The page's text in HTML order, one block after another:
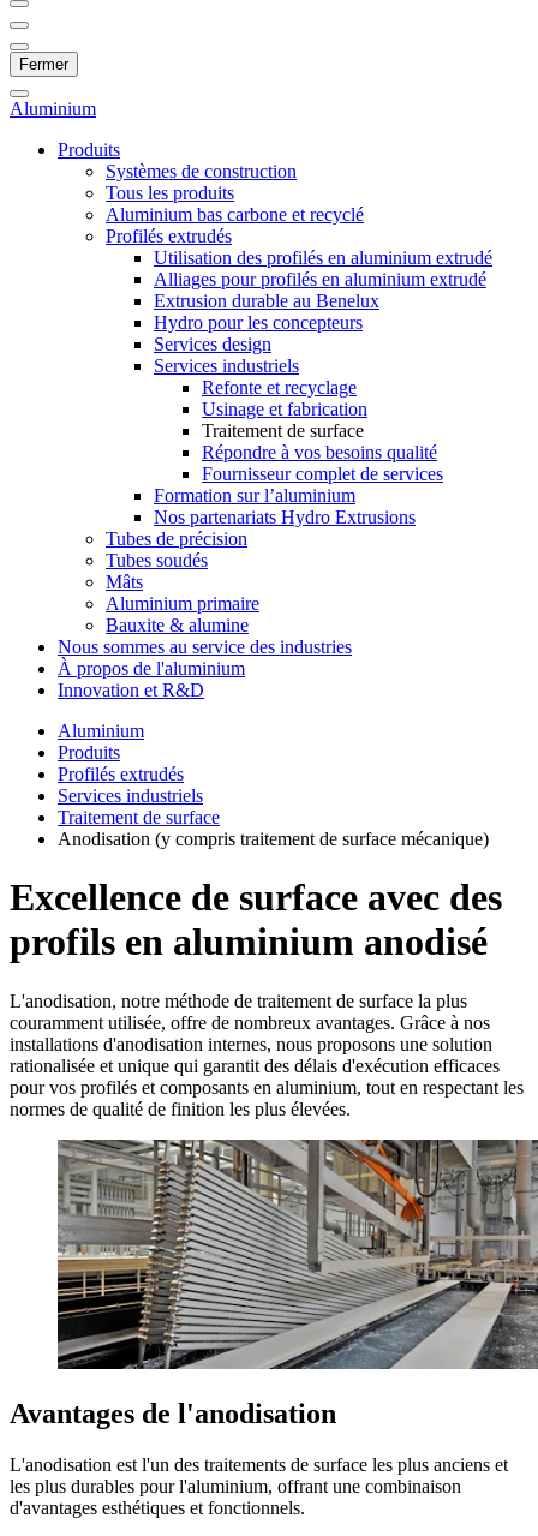
Fermer
Aluminium
Produits
Systèmes de construction
Tous les produits
Aluminium bas carbone et recyclé
Profilés extrudés
Utilisation des profilés en aluminium extrudé
Alliages pour profilés en aluminium extrudé
Extrusion durable au Benelux
Hydro pour les concepteurs
Services design
Services industriels
Refonte et recyclage
Usinage et fabrication
Traitement de surface
Répondre à vos besoins qualité
Fournisseur complet de services
Formation sur l’aluminium
Nos partenariats Hydro Extrusions
Tubes de précision
Tubes soudés
Mâts
Aluminium primaire
Bauxite & alumine
Nous sommes au service des industries
À propos de l'aluminium
Innovation et R&D
Aluminium
Produits
Profilés extrudés
Services industriels
Traitement de surface
Anodisation (y compris traitement de surface mécanique)
Excellence de surface avec des
profils en aluminium anodisé
L'anodisation, notre méthode de traitement de surface la plus
couramment utilisée, offre de nombreux avantages. Grâce à nos
installations d'anodisation internes, nous proposons une solution
rationalisée et unique qui garantit des délais d'exécution efficaces
pour vos profilés et composants en aluminium, tout en respectant les
normes de qualité de finition les plus élevées.
Avantages de l'anodisation
L'anodisation est l'un des traitements de surface les plus anciens et
les plus durables pour l'aluminium, offrant une combinaison
d'avantages esthétiques et fonctionnels.